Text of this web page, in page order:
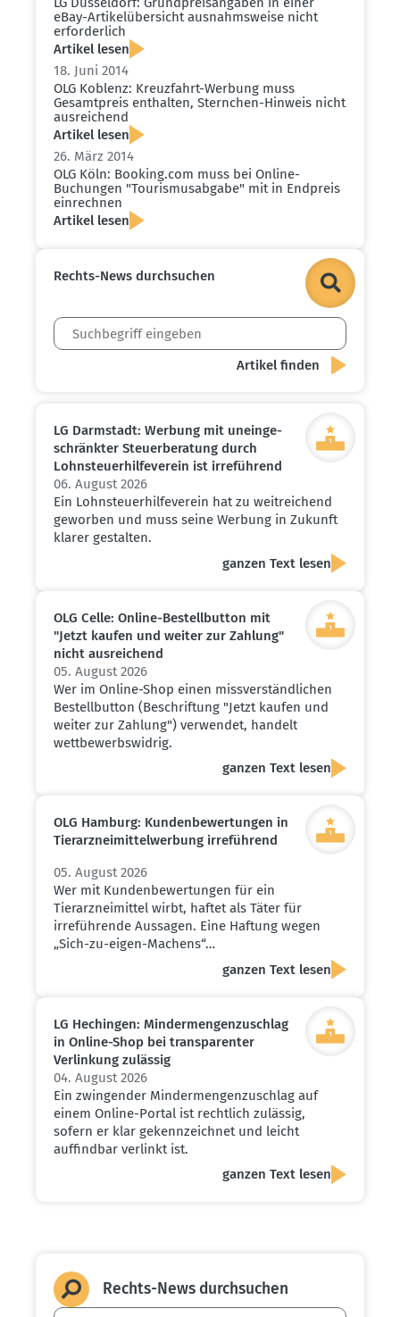
eBay-Artikel­über­sicht ausnahms­weise nicht
erfor­derlich
Artikel lesen
18. Juni 2014
OLG Koblenz: Kreuz­fahrt-Werbung muss
Gesamt­preis enthalten, Sternchen-Hinweis nicht
ausrei­chend
Artikel lesen
26. März 2014
OLG Köln: Booking.​com muss bei Online-
Buchungen "Touris­mus­abgabe" mit in Endpreis
einrechnen
Artikel lesen
Rechts-News durch­suchen
LG Darmstadt: Werbung mit unein­ge­
schränkter Steuer­be­ratung durch
Lohnsteu­er­hil­fe­verein ist irreführend
06. August 2026
Ein Lohnsteuerhilfeverein hat zu weitreichend
geworben und muss seine Werbung in Zukunft
klarer gestalten.
ganzen Text lesen
OLG Celle: Online-Bestell­button mit
"Jetzt kaufen und weiter zur Zahlung"
nicht ausrei­chend
05. August 2026
Wer im Online-Shop einen missverständlichen
Bestellbutton (Beschriftung "Jetzt kaufen und
weiter zur Zahlung") verwendet, handelt
wettbewerbswidrig.
ganzen Text lesen
OLG Hamburg: Kunden­be­wer­tungen in
Tierarz­nei­mit­tel­werbung irreführend
05. August 2026
Wer mit Kundenbewertungen für ein
Tierarzneimittel wirbt, haftet als Täter für
irreführende Aussagen. Eine Haftung wegen
„Sich-zu-eigen-Machens“…
ganzen Text lesen
LG Hechingen: Minder­men­gen­zu­schlag
in Online-Shop bei trans­pa­renter
Verlinkung zulässig
04. August 2026
Ein zwingender Mindermengenzuschlag auf
einem Online-Portal ist rechtlich zulässig,
sofern er klar gekennzeichnet und leicht
auffindbar verlinkt ist.
ganzen Text lesen
Rechts-News durch­suchen